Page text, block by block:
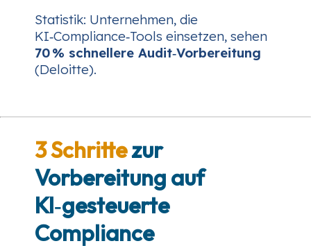
Statistik: Unternehmen, die
KI‑Compliance‑Tools einsetzen, sehen
70 % schnellere Audit‑Vorbereitung
(Deloitte).
3 Schrittezur
Vorbereitung auf
KI‑gesteuerte
Compliance